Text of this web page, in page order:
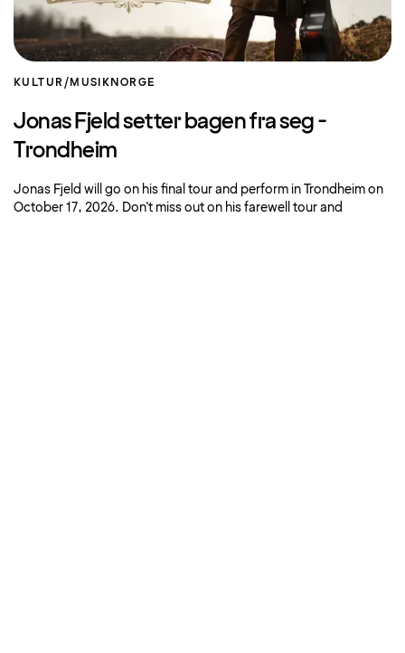
KULTUR/MUSIK NORGE
Jonas Fjeld setter bagen fra seg -
Trondheim
Jonas Fjeld will go on his final tour and perform in Trondheim on
October 17, 2026. Don't miss out on his farewell tour and